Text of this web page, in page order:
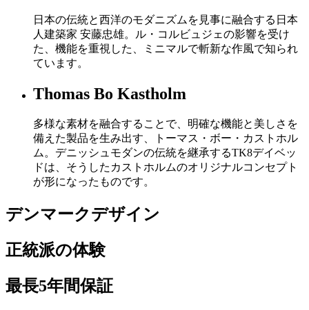
日本の伝統と西洋のモダニズムを見事に融合する日本
人建築家 安藤忠雄。ル・コルビュジェの影響を受け
た、機能を重視した、ミニマルで斬新な作風で知られ
ています。
Thomas Bo Kastholm
多様な素材を融合することで、明確な機能と美しさを
備えた製品を生み出す、トーマス・ボー・カストホル
ム。デニッシュモダンの伝統を継承するTK8デイベッ
ドは、そうしたカストホルムのオリジナルコンセプト
が形になったものです。
デンマークデザイン
正統派の体験
最長5年間保証